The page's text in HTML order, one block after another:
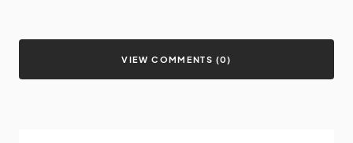
VIEW COMMENTS (0)